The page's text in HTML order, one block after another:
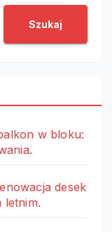
Szukaj
w bloku:
desek
letnim.